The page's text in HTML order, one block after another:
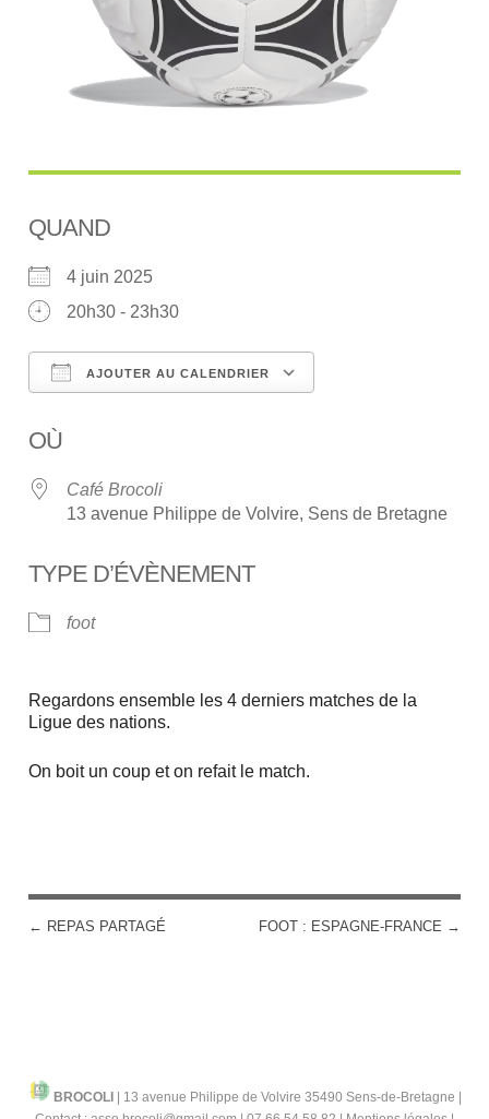
QUAND
4 juin 2025
20h30 - 23h30
AJOUTER AU CALENDRIER
OÙ
Café Brocoli
13 avenue Philippe de Volvire, Sens de Bretagne
TYPE D’ÉVÈNEMENT
foot
Regardons ensemble les 4 derniers matches de la
Ligue des nations.
On boit un coup et on refait le match.
POST NAVIGATION
← REPAS PARTAGÉ FOOT : ESPAGNE-FRANCE →
BROCOLI
13 avenue Philippe de Volvire 35490 Sens-de-Bretagne |